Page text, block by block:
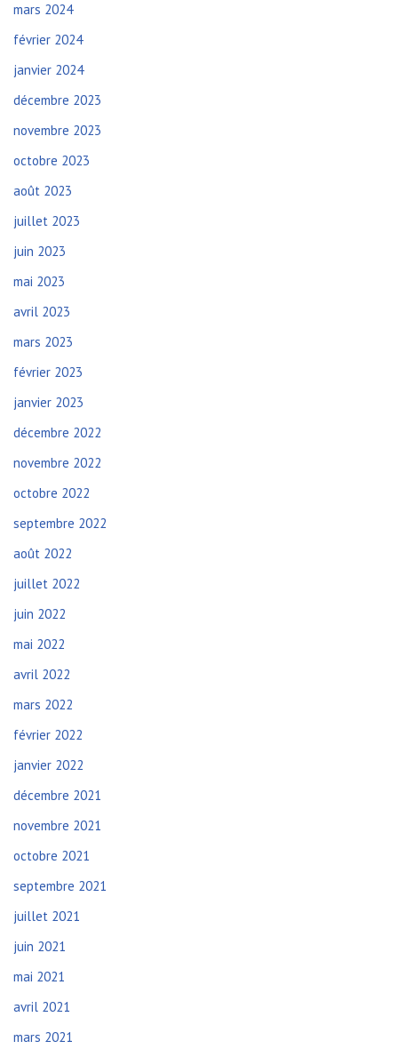
mars 2024
février 2024
janvier 2024
décembre 2023
novembre 2023
octobre 2023
août 2023
juillet 2023
juin 2023
mai 2023
avril 2023
mars 2023
février 2023
janvier 2023
décembre 2022
novembre 2022
octobre 2022
septembre 2022
août 2022
juillet 2022
juin 2022
mai 2022
avril 2022
mars 2022
février 2022
janvier 2022
décembre 2021
novembre 2021
octobre 2021
septembre 2021
juillet 2021
juin 2021
mai 2021
avril 2021
mars 2021